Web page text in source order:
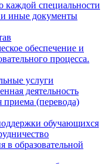
специальности
иные документы
обеспечение и
процесса.
услуги
деятельность
приема (перевода)
обучающихся
в образовательной